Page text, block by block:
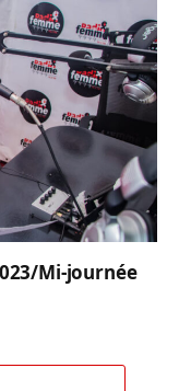
Mi-journée